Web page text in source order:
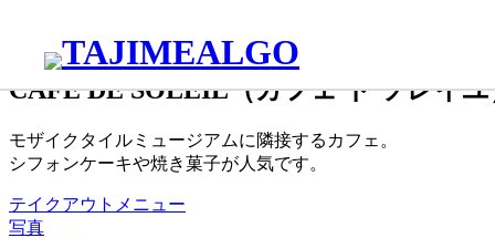
笠原校区
CAFE DE SOLEIL（カフェ ド ソレイユ
モザイクタイルミュージアムに隣接するカフェ。
シフォンケーキや焼き菓子が人気です。
テイクアウトメニュー
写真